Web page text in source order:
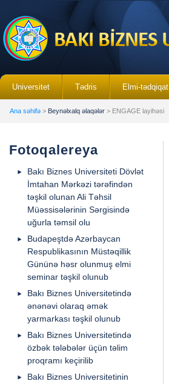
Universitet Tədris Elmi-tədqiqat
Ana səhifə > Beynəlxalq əlaqələr > ENGAGE layihəsi
Fotoqalereya
Bakı Biznes Universiteti Dövlət
İmtahan Mərkəzi tərəfindən
təşkil olunan Ali Təhsil
Müəssisələrinin Sərgisində
uğurla təmsil olu
Budapeştdə Azərbaycan
Respublikasının Müstəqillik
Gününə həsr olunmuş elmi
seminar təşkil olunub
Bakı Biznes Universitetində
ənənəvi olaraq əmək
yarmarkası təşkil olunub
Bakı Biznes Universitetində
özbək tələbələr üçün təlim
proqramı keçirilib
Bakı Biznes Universitetinin